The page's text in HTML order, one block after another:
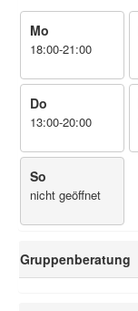
Mo
18:00-21:00
Do
13:00-20:00
So
nicht geöffnet
Gruppenberatung